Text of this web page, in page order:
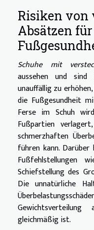
Risiken von
Absätzen
Schuhe mit
aussehen und
unauffällig zu
die Fußgesundheit
Ferse im Schuh
Fußpartien
schmerzhaften
führen kann. Darüber
Fußfehlstellungen
Schiefstellung des
Die unnatürliche
gleichmäßig ist.